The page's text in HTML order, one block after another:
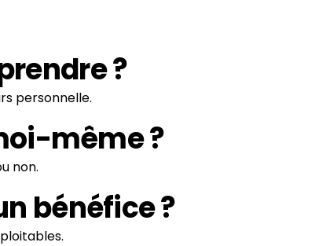
?
personnelle.
même ?
non.
bénéfice ?